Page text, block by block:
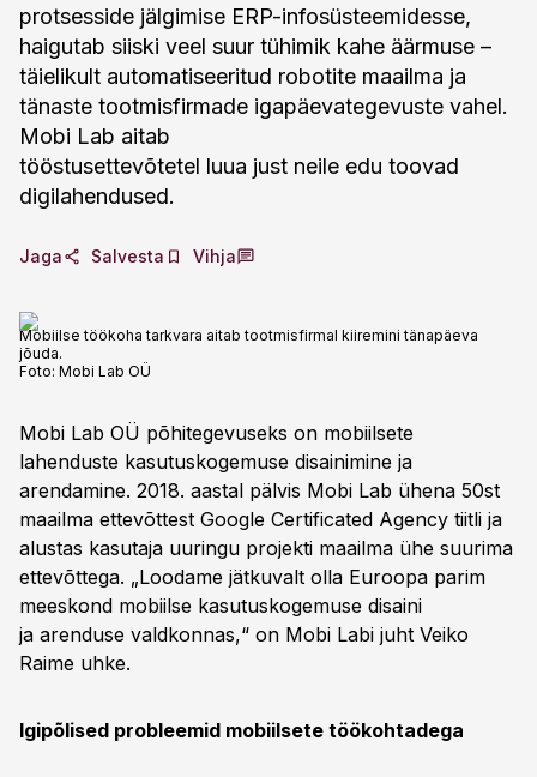
protsesside jälgimise ERP-infosüsteemidesse,
haigutab siiski veel suur tühimik kahe äärmuse –
täielikult automatiseeritud robotite maailma ja
tänaste tootmisfirmade igapäevategevuste vahel.
Mobi Lab aitab
tööstusettevõtetel luua just neile edu toovad
digilahendused.
Jaga Salvesta Vihja
Mobiilse töökoha tarkvara aitab tootmisfirmal kiiremini tänapäeva
jõuda.
Foto: Mobi Lab OÜ
Mobi Lab OÜ põhitegevuseks on mobiilsete
lahenduste kasutuskogemuse disainimine ja
arendamine. 2018. aastal pälvis Mobi Lab ühena 50st
maailma ettevõttest Google Certificated Agency tiitli ja
alustas kasutaja uuringu projekti maailma ühe suurima
ettevõttega. „Loodame jätkuvalt olla Euroopa parim
meeskond mobiilse kasutuskogemuse disaini
ja arenduse valdkonnas,“ on Mobi Labi juht Veiko
Raime uhke.
Igipõlised probleemid mobiilsete töökohtadega